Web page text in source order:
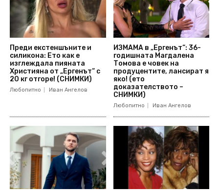
Преди екстеншъните и
силикона: Ето как е
изглеждала пияната
Християна от „Ергенът“ с
20 кг отгоре! (СНИМКИ)
Любопитно Иван Ангелов
ИЗМАМА в „Ергенът“: 36-
годишната Магдалена
Томова е човек на
продуцентите, лансират я
яко! (ето
доказателството –
СНИМКИ)
Любопитно Иван Ангелов